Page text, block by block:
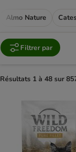
Almo Nature
Filtrer par
Résultats 1 à 48 sur